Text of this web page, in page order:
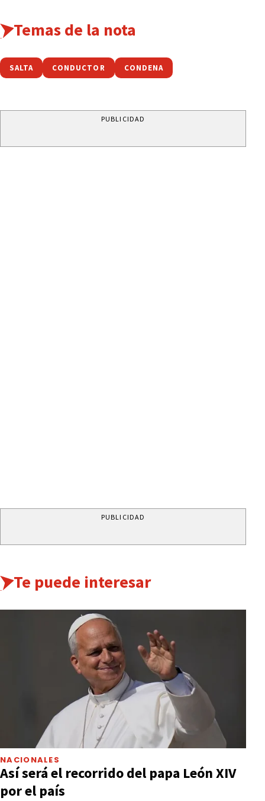
Temas de la nota
SALTA CONDUCTOR CONDENA
PUBLICIDAD
PUBLICIDAD
Te puede interesar
NACIONALES
Así será el recorrido del papa León XIV
por el país